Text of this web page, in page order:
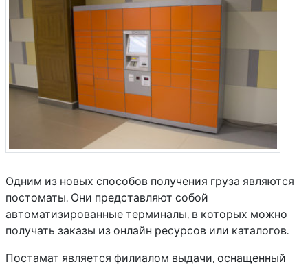
Одним из новых способов получения груза являются
постоматы. Они представляют собой
автоматизированные терминалы, в которых можно
получать заказы из онлайн ресурсов или каталогов.
Постамат является филиалом выдачи, оснащенный